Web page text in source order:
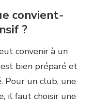
convient-
?
convenir à un
bien préparé et
Pour un club, une
il faut choisir une